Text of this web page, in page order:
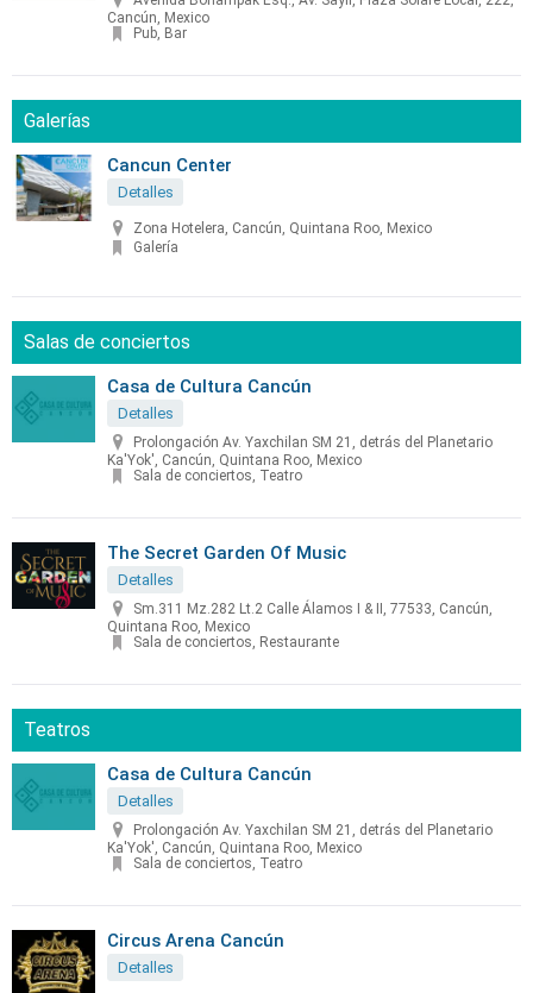
Cancún, Mexico
Pub, Bar
Galerías
Cancun Center
Detalles
Zona Hotelera, Cancún, Quintana Roo, Mexico
Galería
Salas de conciertos
Casa de Cultura Cancún
Detalles
Prolongación Av. Yaxchilan SM 21, detrás del Planetario
Ka'Yok', Cancún, Quintana Roo, Mexico
Sala de conciertos, Teatro
The Secret Garden Of Music
Detalles
Sm.311 Mz.282 Lt.2 Calle Álamos I & II, 77533, Cancún,
Quintana Roo, Mexico
Sala de conciertos, Restaurante
Teatros
Casa de Cultura Cancún
Detalles
Prolongación Av. Yaxchilan SM 21, detrás del Planetario
Ka'Yok', Cancún, Quintana Roo, Mexico
Sala de conciertos, Teatro
Circus Arena Cancún
Detalles